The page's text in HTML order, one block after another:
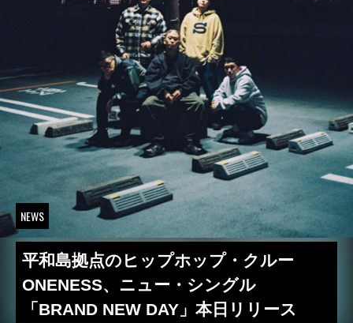
NEWS
平和島拠点のヒップホップ・クルー
ONENESS、ニュー・シングル
「BRAND NEW DAY」本日リリース